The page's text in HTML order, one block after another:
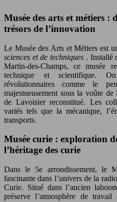
Musée des arts et métiers :
trésors de l’innovation
Le Musée des Arts et Métiers est
sciences et de techniques . Installé
Martin-des-Champs, ce musée
technique et scientifique.
révolutionnaires comme le
majestueusement sous la voûte
de Lavoisier reconstitué. Les
variés tels que la mécanique,
transports.
Musée curie : exploration
l’héritage des curie
Dans le 5e arrondissement, le
fascinante dans l’univers de la
Curie. Situé dans l’ancien
préserve l’atmosphère de